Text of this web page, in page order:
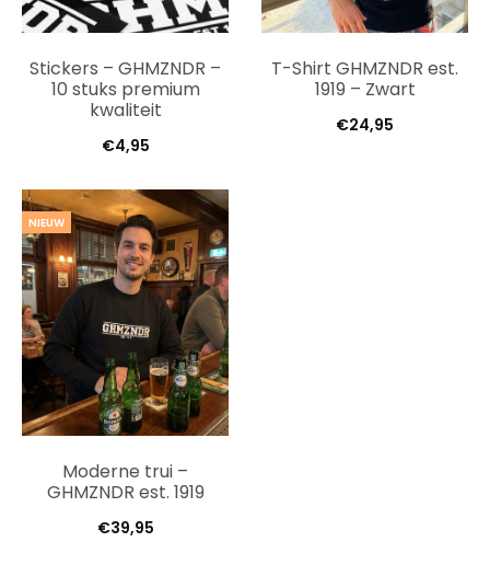
Stickers – GHMZNDR –
10 stuks premium
kwaliteit
€4,95
T-Shirt GHMZNDR est.
1919 – Zwart
€24,95
NIEUW
Moderne trui –
GHMZNDR est. 1919
€39,95